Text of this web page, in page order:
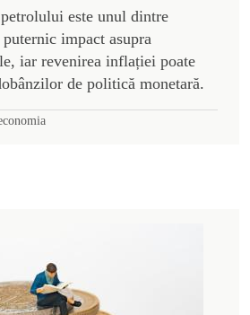
este unul dintre
impact asupra
iar revenirea inflației poate
de politică monetară.